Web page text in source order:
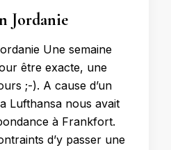
Jordanie
Une semaine
être exacte, une
;-). A cause d’un
Lufthansa nous avait
à Frankfort.
d’y passer une